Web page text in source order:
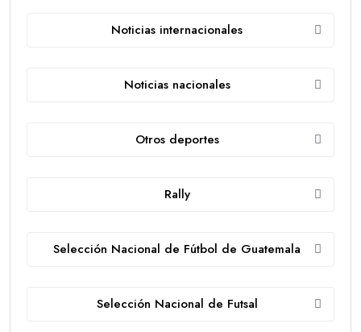
Noticias internacionales
Noticias nacionales
Otros deportes
Rally
Selección Nacional de Fútbol de Guatemala
Selección Nacional de Futsal